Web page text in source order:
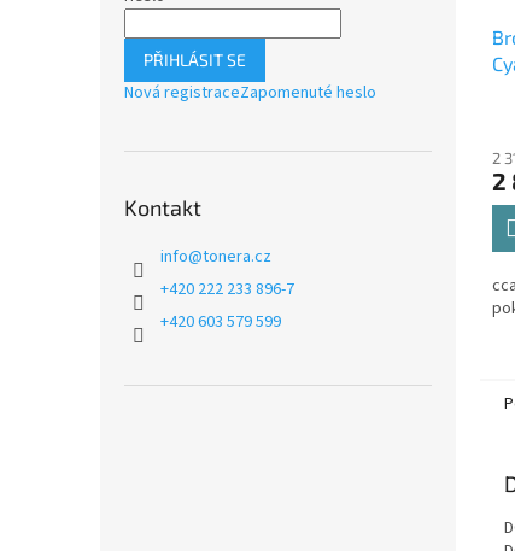
PŘIHLÁSIT SE
Nová registraceZapomenuté heslo
Kontakt
info@tonera.cz
+420 222 233 896-7
+420 603 579 599
2
2